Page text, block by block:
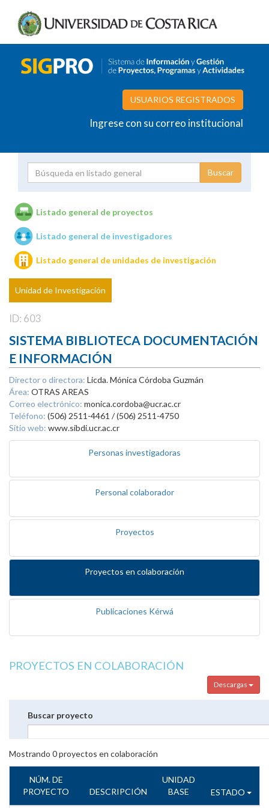
USUARIOS REGISTRADOS
Ingrese con su correo institucional
Unidades de investigación
Listado general de proyectos
Listado general de investigadores
Listado general de unidades de investigación
Unidad de Investigación
ID: 603
SISTEMA BIBLIOTECA DOCUMENTACIÓN
E INFORMACIÓN
Director o directora: Licda. Mónica Córdoba Guzmán
Área: OTRAS AREAS
Correo electrónico: monica.cordoba@ucr.ac.cr
Teléfono: (506) 2511-4461 / (506) 2511-4750
Sitio web: www.sibdi.ucr.ac.cr
Personas investigadoras
Personal colaborador
Proyectos
Proyectos en colaboración
Publicaciones Kérwá
PROYECTOS EN COLABORACIÓN
Descargas
Buscar proyecto
Mostrando 0proyectos en colaboración
NÚM. DE
PROYECTO
DESCRIPCIÓN
UNIDAD
BASE
ESTADO